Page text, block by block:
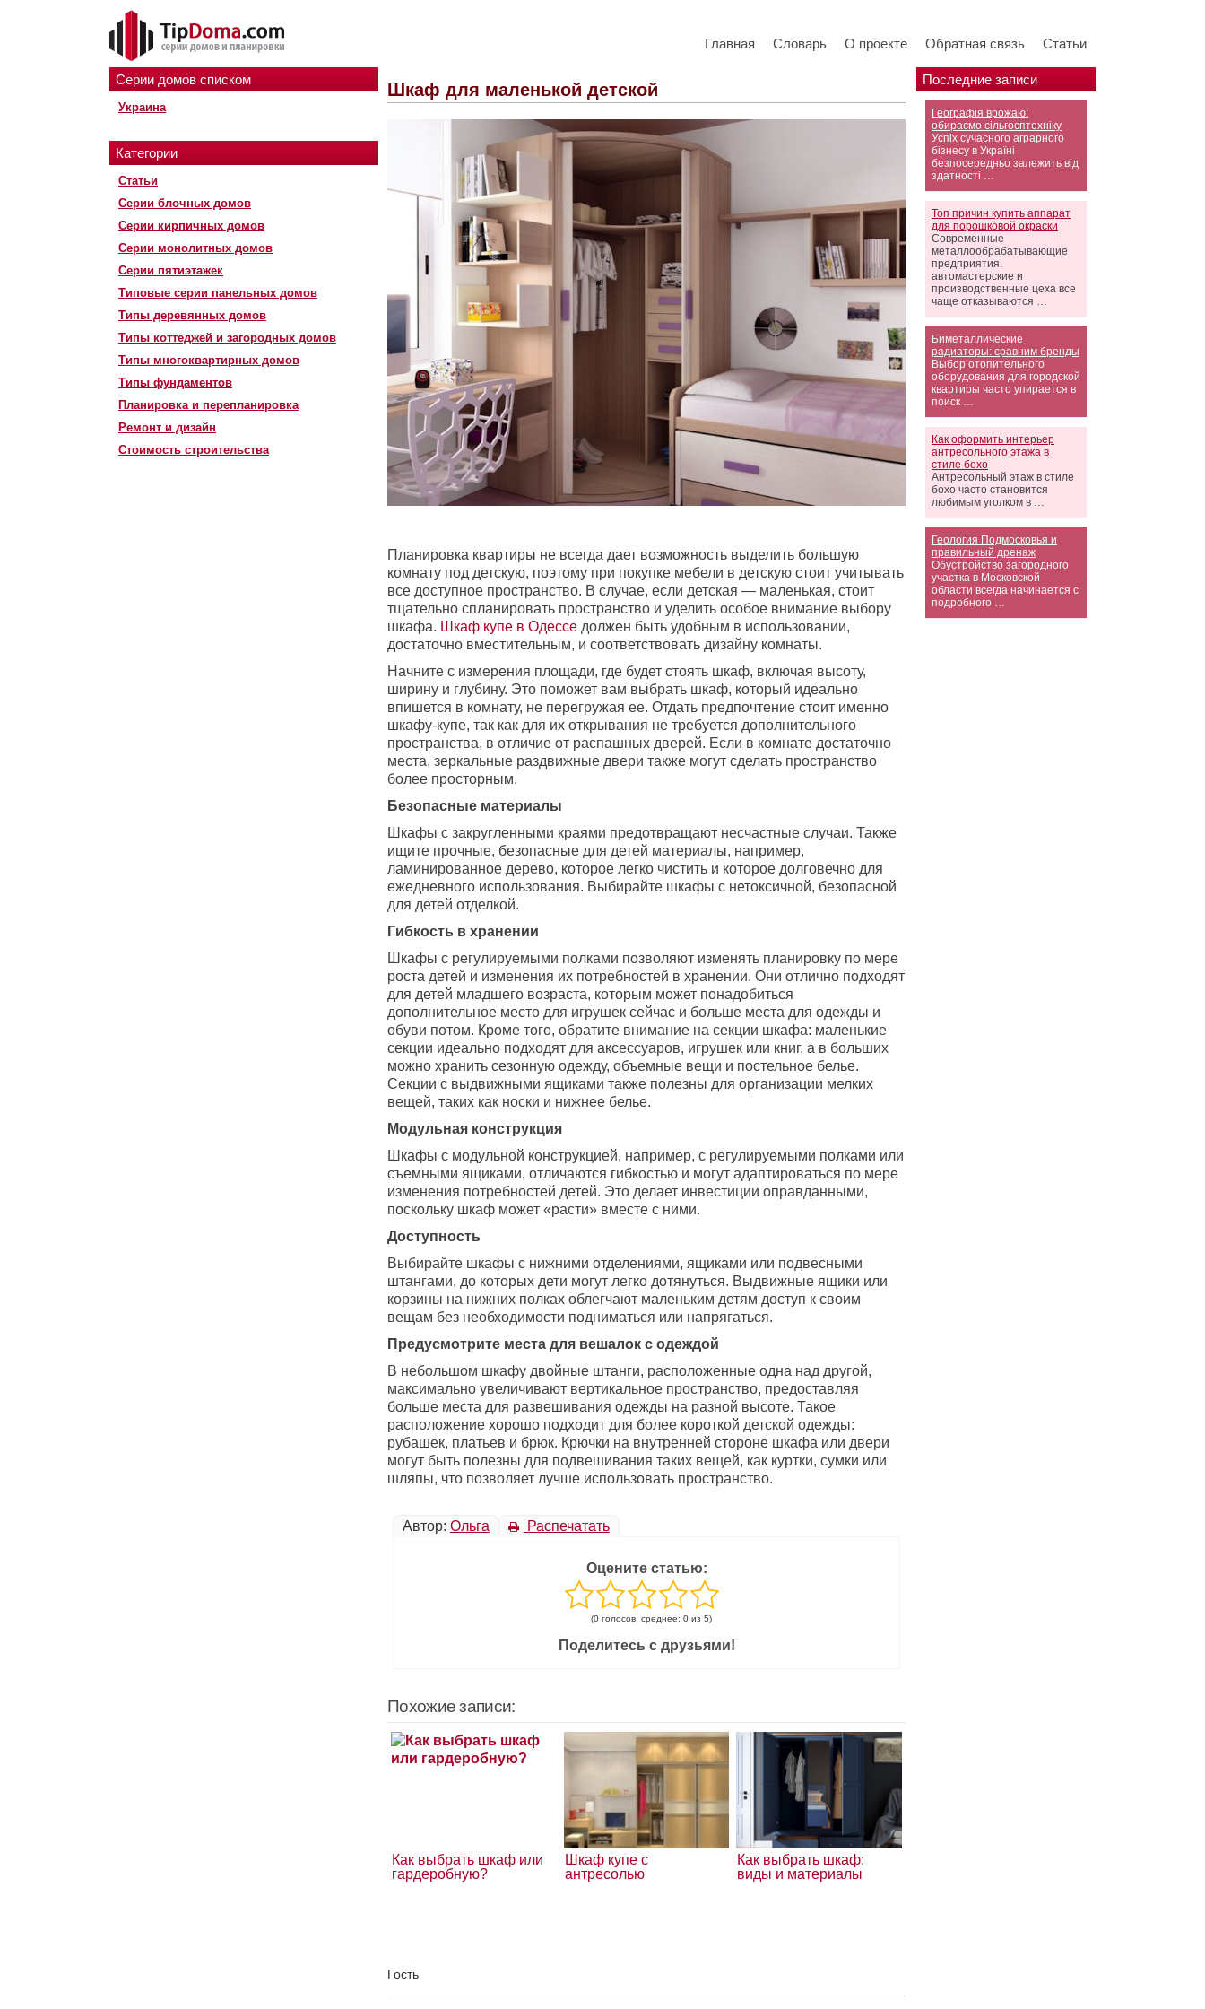
Главная Словарь О проекте Обратная связь Статьи
Серии домов списком
Украина
Категории
Статьи
Серии блочных домов
Серии кирпичных домов
Серии монолитных домов
Серии пятиэтажек
Типовые серии панельных домов
Типы деревянных домов
Типы коттеджей и загородных домов
Типы многоквартирных домов
Типы фундаментов
Планировка и перепланировка
Ремонт и дизайн
Стоимость строительства
Последние записи
Географія врожаю:
обираємо сільгосптехніку
Успіх сучасного аграрного
бізнесу в Україні
безпосередньо залежить від
здатності …
Топ причин купить аппарат
для порошковой окраски
Современные
металлообрабатывающие
предприятия,
автомастерские и
производственные цеха все
чаще отказываются …
Биметаллические
радиаторы: сравним бренды
Выбор отопительного
оборудования для городской
квартиры часто упирается в
поиск …
Как оформить интерьер
антресольного этажа в
стиле бохо
Антресольный этаж в стиле
бохо часто становится
любимым уголком в …
Геология Подмосковья и
правильный дренаж
Обустройство загородного
участка в Московской
области всегда начинается с
подробного …
Шкаф для маленькой детской
Планировка квартиры не всегда дает возможность выделить большую
комнату под детскую, поэтому при покупке мебели в детскую стоит учитывать
все доступное пространство. В случае, если детская — маленькая, стоит
тщательно спланировать пространство и уделить особое внимание выбору
шкафа. Шкаф купе в Одессе должен быть удобным в использовании,
достаточно вместительным, и соответствовать дизайну комнаты.
Начните с измерения площади, где будет стоять шкаф, включая высоту,
ширину и глубину. Это поможет вам выбрать шкаф, который идеально
впишется в комнату, не перегружая ее. Отдать предпочтение стоит именно
шкафу-купе, так как для их открывания не требуется дополнительного
пространства, в отличие от распашных дверей. Если в комнате достаточно
места, зеркальные раздвижные двери также могут сделать пространство
более просторным.
Безопасные материалы
Шкафы с закругленными краями предотвращают несчастные случаи. Также
ищите прочные, безопасные для детей материалы, например,
ламинированное дерево, которое легко чистить и которое долговечно для
ежедневного использования. Выбирайте шкафы с нетоксичной, безопасной
для детей отделкой.
Гибкость в хранении
Шкафы с регулируемыми полками позволяют изменять планировку по мере
роста детей и изменения их потребностей в хранении. Они отлично подходят
для детей младшего возраста, которым может понадобиться
дополнительное место для игрушек сейчас и больше места для одежды и
обуви потом. Кроме того, обратите внимание на секции шкафа: маленькие
секции идеально подходят для аксессуаров, игрушек или книг, а в больших
можно хранить сезонную одежду, объемные вещи и постельное белье.
Секции с выдвижными ящиками также полезны для организации мелких
вещей, таких как носки и нижнее белье.
Модульная конструкция
Шкафы с модульной конструкцией, например, с регулируемыми полками или
съемными ящиками, отличаются гибкостью и могут адаптироваться по мере
изменения потребностей детей. Это делает инвестиции оправданными,
поскольку шкаф может «расти» вместе с ними.
Доступность
Выбирайте шкафы с нижними отделениями, ящиками или подвесными
штангами, до которых дети могут легко дотянуться. Выдвижные ящики или
корзины на нижних полках облегчают маленьким детям доступ к своим
вещам без необходимости подниматься или напрягаться.
Предусмотрите места для вешалок с одеждой
В небольшом шкафу двойные штанги, расположенные одна над другой,
максимально увеличивают вертикальное пространство, предоставляя
больше места для развешивания одежды на разной высоте. Такое
расположение хорошо подходит для более короткой детской одежды:
рубашек, платьев и брюк. Крючки на внутренней стороне шкафа или двери
могут быть полезны для подвешивания таких вещей, как куртки, сумки или
шляпы, что позволяет лучше использовать пространство.
Автор: Ольга Распечатать
Оцените статью:
(0 голосов, среднее: 0 из 5)
Поделитесь с друзьями!
Похожие записи:
Как выбрать шкаф или
гардеробную?
Шкаф купе с
антресолью
Как выбрать шкаф:
виды и материалы
Гость